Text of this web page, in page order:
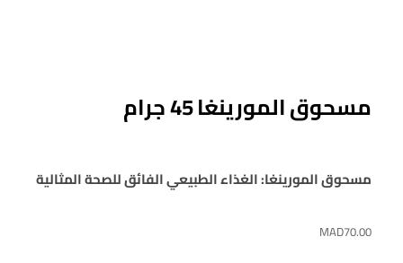
مسحوق المورينغا 45 جرام
مسحوق المورينغا: الغذاء الطبيعي الفائق للصحة المثالية
MAD70.00